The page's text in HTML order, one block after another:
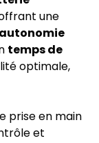
une
autonomie
temps de
optimale,
prise en main
et